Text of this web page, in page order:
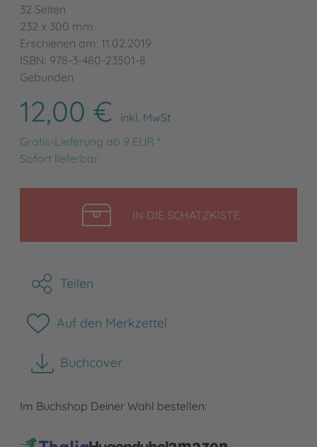
32 Seiten
232 x 300 mm
Erschienen am: 11.02.2019
ISBN: 978-3-480-23501-8
Gebunden
12,00 €
inkl. MwSt
Gratis-Lieferung ab 9 EUR *
Sofort lieferbar
IN DIE SCHATZKISTELEGEN
Teilen
Auf den Merkzettel
Buchcover
herunterladen
Im Buchshop Deiner Wahl bestellen: